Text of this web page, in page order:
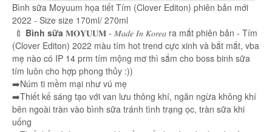
Bình sữa Moyuum họa tiết Tím (Clover Editon) phiên bản mới
2022 - Size size 170ml/ 270ml
🍼 Bình sữa 𝐌𝐎𝐘𝐔𝐔𝐌 - 𝑀𝑎𝑑𝑒 𝐼𝑛 𝐾𝑜𝑟𝑒𝑎 ra mắt phiên bản - Tím
(Clover Editon) 2022 màu tím hot trend cực xinh và bắt mắt, vba
mẹ nào có IP 14 prm tím mộng mơ thì sắm cho boss binh sữa
tím luôn cho hợp phong thủy :))
➡️Núm ti mềm mại như vú mẹ
➡️Thiết kế sáng tạo với van lưu thông khí, ngăn ngừa không khí
bên ngoài tràn vào bình sữa tránh tình trạng ọc, tràn sữa khi
uống